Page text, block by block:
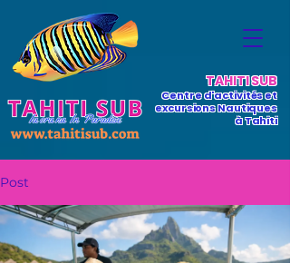
TAHITI SUB
Centre d'activités et
excursions Nautiques
à Tahiti
Post